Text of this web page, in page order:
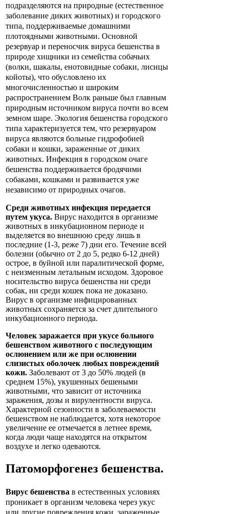
подразделяются на природные (естественное
заболевание диких животных) и городского
типа, поддерживаемые домашними
плотоядными животными. Основной
резервуар и переносчик вируса бешенства в
природе хищники из семейства собачьих
(волки, шакалы, енотовидные собаки, лисицы
койоты), что обусловлено их
многочисленностью и широким
распространением Волк раньше был главным
природным источником вируса почти во всем
земном шаре. Экология бешенства городского
типа характеризуется тем, что резервуаром
вируса являются больные гидрофобией
собаки и кошки, зараженные от диких
животных. Инфекция в городском очаге
бешенства поддерживается бродячими
собаками, кошками и развивается уже
независимо от природных очагов.
Среди животных инфекция передается
путем укуса. Вирус находится в организме
животных в инкубационном периоде и
выделяется во внешнюю среду лишь в
последние (1-3, реже 7) дни его. Течение всей
болезни (обычно от 2 до 5, редко 6-12 дней)
острое, в буйной или паралитической форме,
с неизменным летальным исходом. Здоровое
носительство вируса бешенства ни среди
собак, ни среди кошек пока не доказано.
Вирус в организме инфицированных
животных сохраняется за счет длительного
инкубационного периода.
Человек заражается при укусе больного
бешенством животного с последующим
ослюнением или же при ослюнении
слизистых оболочек любых повреждений
кожи. Заболевают от 3 до 50% людей (в
среднем 15%), укушенных бешеными
животными, что зависит от источника
заражения, дозы и вирулентности вируса.
Характерной сезонности в заболеваемости
бешенством не наблюдается, хотя некоторое
увеличение ее отмечается в летнее время,
когда люди чаще находятся на открытом
воздухе и легко одеваются.
Патоморфогенез бешенства.
Вирус бешенства в естественных условиях
проникает в организм человека через укус